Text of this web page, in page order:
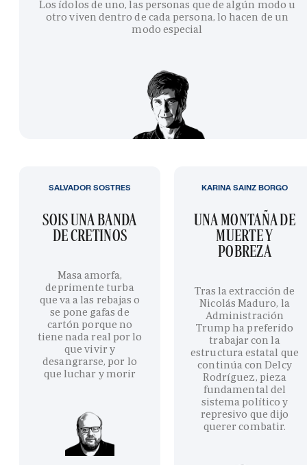
Los ídolos de uno, las personas que de algún modo u
otro viven dentro de cada persona, lo hacen de un
modo especial
SOIS UNA BANDA
DE CRETINOS
Masa amorfa,
deprimente turba
que va a las rebajas o
se pone gafas de
cartón porque no
tiene nada real por lo
que vivir y
desangrarse, por lo
que luchar y morir
SALVADOR SOSTRES
UNA MONTAÑA DE
MUERTE Y
POBREZA
Tras la extracción de
Nicolás Maduro, la
Administración
Trump ha preferido
trabajar con la
estructura estatal que
continúa con Delcy
Rodríguez, pieza
fundamental del
sistema político y
represivo que dijo
querer combatir.
KARINA SAINZ BORGO